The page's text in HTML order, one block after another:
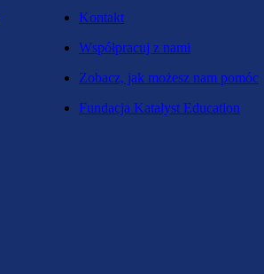
Kontakt
Współpracuj z nami
Zobacz, jak możesz nam pomóc
Fundacja Katalyst Education